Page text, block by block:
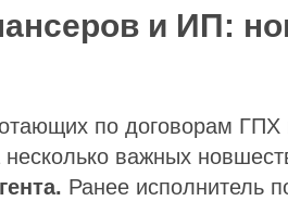
и ИП:
по договорам
важных
Ранее исполнитель